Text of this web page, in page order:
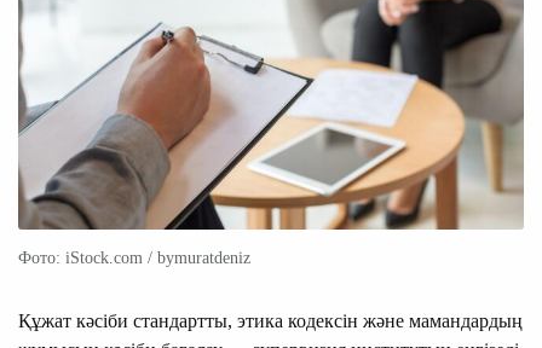
Фото: iStock.com / bymuratdeniz
Құжат кәсіби стандартты, этика кодексін және мамандардың